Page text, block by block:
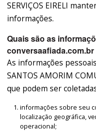
SERVIÇOS EIRELI
informações.
Quais são as
conversaafiada.com.br
As informações
SANTOS AMORIM
que podem ser
informações sobre seu
localização geográfica,
operacional;